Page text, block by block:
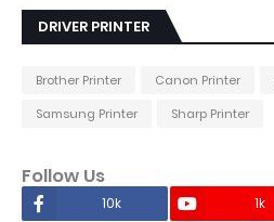
DRIVER PRINTER
Brother Printer Canon Printer
Samsung Printer
Sharp Printer
Follow Us
10k 1k